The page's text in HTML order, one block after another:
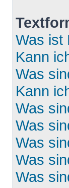
Was ist
Kann
Was
Kann
Was
Was
Was
Was
Was